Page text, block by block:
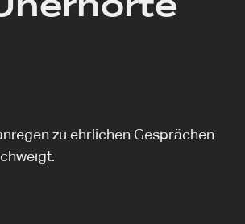
zu ehrlichen Gesprächen